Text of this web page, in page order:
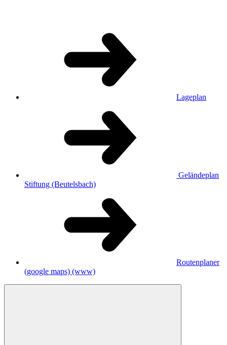
Lageplan
Geländeplan
Stiftung (Beutelsbach)
Routenplaner
(google maps) (www)